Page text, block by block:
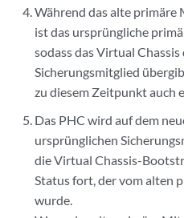
Während das alte
ist das ursprüngliche
sodass das Virtual
Sicherungsmitglied
zu diesem Zeitpunkt auch
Das PHC wird auf dem
ursprünglichen
die Virtual Chassis-
Status fort, der vom alten
wurde.